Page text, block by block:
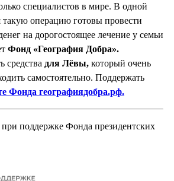
специалистов в мире. В одной
такую операцию готовы провести
на дорогостоящее лечение у семьи
Фонд «География Добра».
средства для Лёвы, который очень
самостоятельно. Поддержать
Фонда географиядобра.рф.
при поддержке Фонда президентских